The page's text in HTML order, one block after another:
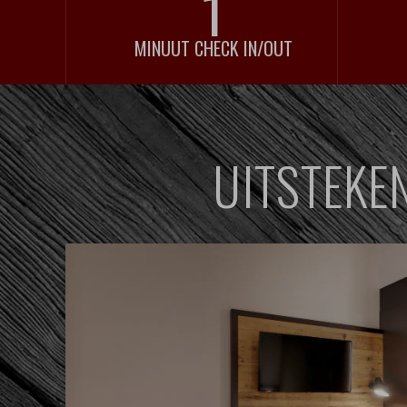
MINUUT CHECK IN/OUT